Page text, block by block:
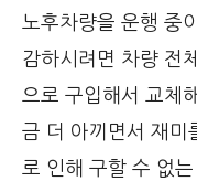
노후차량을 운행 중
감하시려면 차량 전
으로 구입해서 교체
금 더 아끼면서 재미
로 인해 구할 수 없